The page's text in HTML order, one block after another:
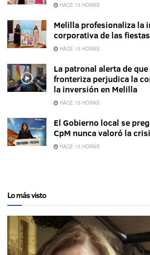
HACE 15 HORAS
Melilla profesionaliza la
corporativa de las
HACE 15 HORAS
La patronal alerta de
fronteriza perjudica la
la inversión en Melilla
HACE 15 HORAS
El Gobierno local se
CpM nunca valoró la
HACE 15 HORAS
Lo más visto